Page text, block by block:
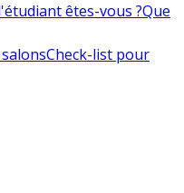
êtes-vous ?Que
Check-list pour